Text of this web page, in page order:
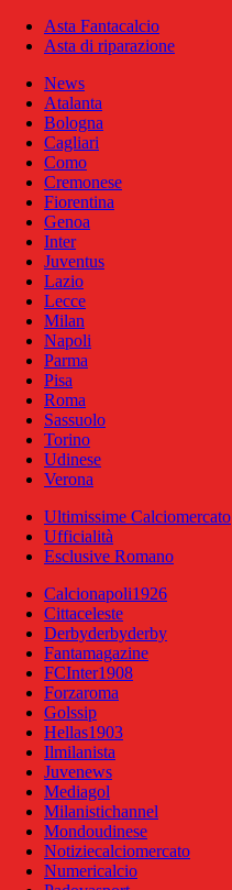
Asta Fantacalcio
Asta di riparazione
News
Atalanta
Bologna
Cagliari
Como
Cremonese
Fiorentina
Genoa
Inter
Juventus
Lazio
Lecce
Milan
Napoli
Parma
Pisa
Roma
Sassuolo
Torino
Udinese
Verona
Ultimissime Calciomercato
Ufficialità
Esclusive Romano
Calcionapoli1926
Cittaceleste
Derbyderbyderby
Fantamagazine
FCInter1908
Forzaroma
Golssip
Hellas1903
Ilmilanista
Juvenews
Mediagol
Milanistichannel
Mondoudinese
Notiziecalciomercato
Numericalcio